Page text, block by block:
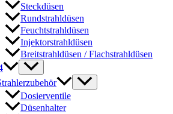
Steckdüsen
Rundstrahldüsen
Feuchtstrahldüsen
Injektorstrahldüsen
Breitstrahldüsen / Flachstrahldüsen
Dosierventile
Düsenhalter